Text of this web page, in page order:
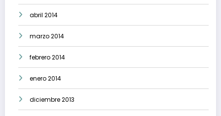
abril 2014
marzo 2014
febrero 2014
enero 2014
diciembre 2013